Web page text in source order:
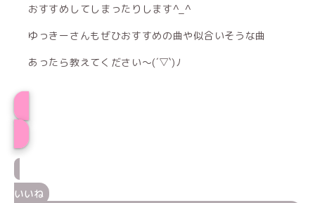
おすすめしてしまったりします^_^
ゆっきーさんもぜひおすすめの曲や似合いそうな曲
あったら教えてください〜(´▽`)ﾉ
いいね